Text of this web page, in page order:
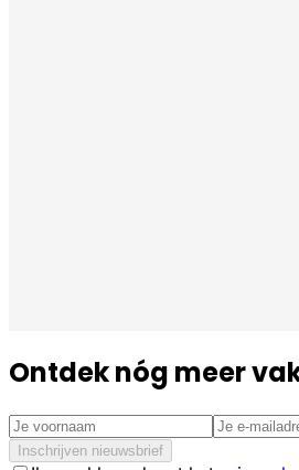
Ontdek nóg meer
Inschrijven nieuwsbrief